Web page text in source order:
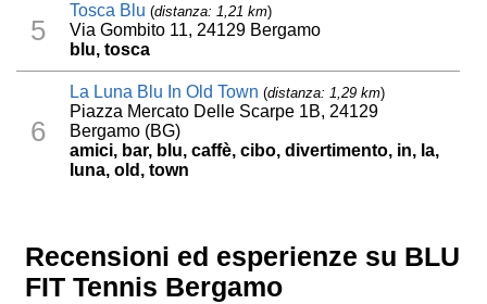
5
Tosca Blu (distanza: 1,21 km)
Via Gombito 11, 24129 Bergamo
blu, tosca
6
La Luna Blu In Old Town (distanza: 1,29 km)
Piazza Mercato Delle Scarpe 1B, 24129
Bergamo (BG)
amici, bar, blu, caffè, cibo, divertimento, in, la,
luna, old, town
Recensioni ed esperienze su BLU
FIT Tennis Bergamo